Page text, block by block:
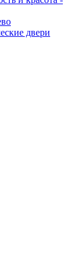
двери